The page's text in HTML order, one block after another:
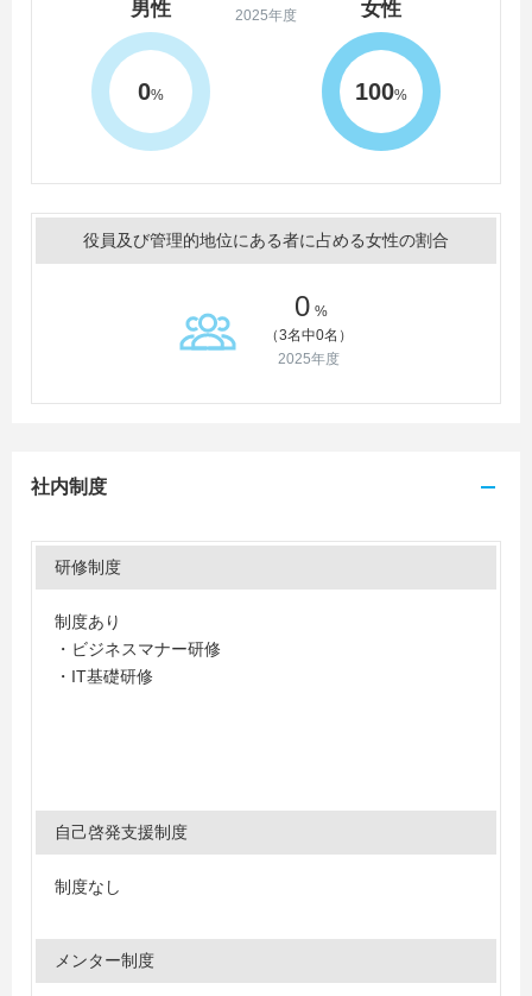
2025年度
男性
0%
女性
100%
役員及び管理的地位にある者に占める女性の割合
0 %
（3名中0名）
2025年度
社内制度
研修制度
制度あり
・ビジネスマナー研修
・IT基礎研修
自己啓発支援制度
制度なし
メンター制度